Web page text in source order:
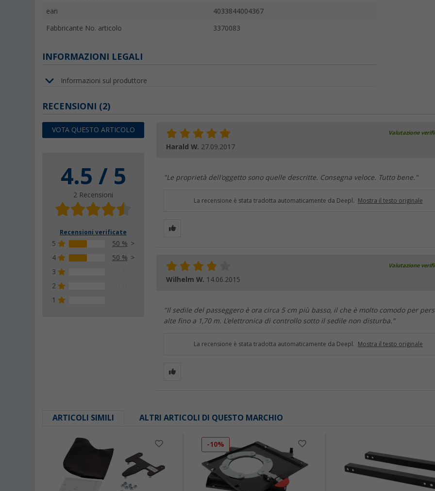
ean 4033844004367
Fabbricante No. articolo 3370083
INFORMAZIONI LEGALI
Informazioni sul produttore
RECENSIONI (2)
VOTA QUESTO ARTICOLO
4.5 / 5
2 Recensioni
Recensioni verificate
5
50 %
4
50 %
3
2
1
Valutazione
Harald W. 27.09.2017
"Le proprietà dell'oggetto sono quelle descritte. Consegna veloce. Tutto bene."
La recensione è stata tradotta automaticamente da Deepl. Mostra il testo originale
Valutazione
Wilhelm W. 14.06.2015
"Il sedile del passeggero è ora circa 5 cm più basso, il che è molto comodo per
alte fino a 1,70 m. L'elettronica di controllo sotto il sedile non disturba."
La recensione è stata tradotta automaticamente da Deepl. Mostra il testo originale
ARTICOLI SIMILI ALTRI ARTICOLI DI QUESTO MARCHIO
-10%